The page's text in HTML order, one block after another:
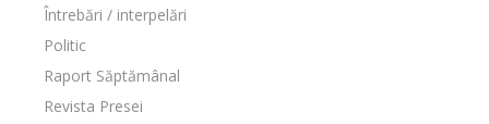
Întrebări / interpelări
Politic
Raport Săptămânal
Revista Presei